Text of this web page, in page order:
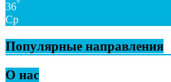
36°
Ср
Популярные направления
О нас